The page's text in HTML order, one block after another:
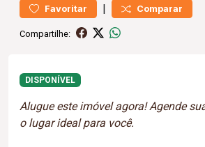
Favoritar | Comparar
Compartilhe:
DISPONÍVEL
Alugue este imóvel agora! Agende
o lugar ideal para você.